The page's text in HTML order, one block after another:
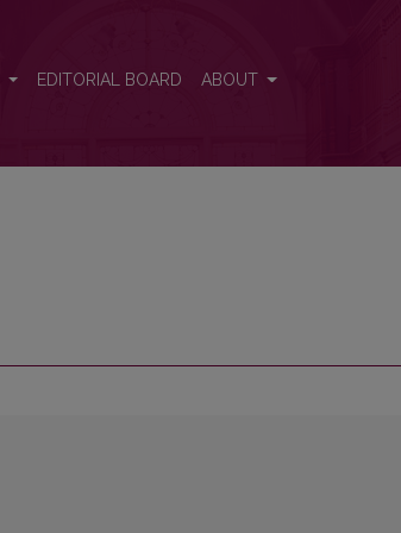
EDITORIAL BOARD ABOUT